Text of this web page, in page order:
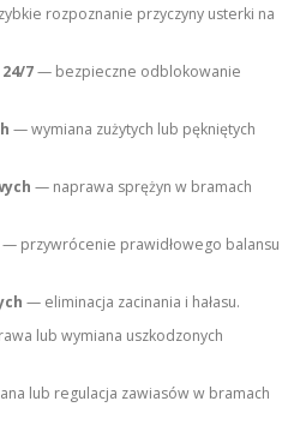
rozpoznanie przyczyny usterki na
7— bezpieczne odblokowanie
— wymiana zużytych lub pękniętych
— naprawa sprężyn w bramach
— przywrócenie prawidłowego balansu
— eliminacja zacinania i hałasu.
lub wymiana uszkodzonych
lub regulacja zawiasów w bramach